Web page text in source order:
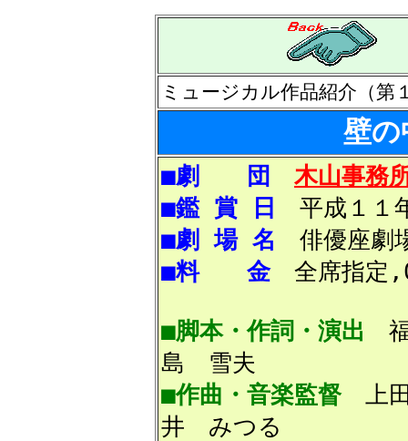
ミュージカル作品紹介（第
壁
■劇 団
木山事務
■鑑 賞 日
平成１１
■劇 場 名 俳優座劇
■料 金全席指定
■脚本・作詞・演出
島 雪夫
■作曲・音楽監督
井 みつる